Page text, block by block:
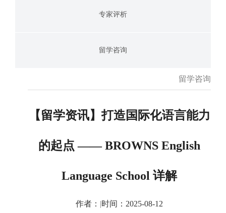
专家评析
留学咨询
留学咨询
【留学资讯】打造国际化语言能力
的起点 —— BROWNS English
Language School 详解
作者： |时间：2025-08-12